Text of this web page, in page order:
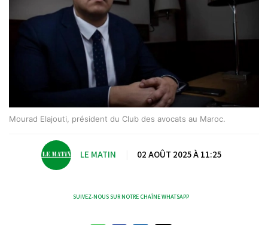
Mourad Elajouti, président du Club des avocats au Maroc.
LE MATIN 02 AOÛT 2025 À 11:25
SUIVEZ-NOUS SUR NOTRE CHAÎNE WHATSAPP